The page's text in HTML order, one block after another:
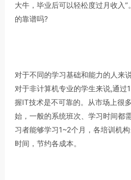
大牛，毕业后可以轻松度过月收入
的靠谱吗?
对于不同的学习基础和能力的人来
对于非计算机专业的学生来说,通过
握IT技术是不可靠的。从市场上很
始，一般的系统班次、学习时间都
习者能够学习1~2个月，各培训机
时间，节约各成本。